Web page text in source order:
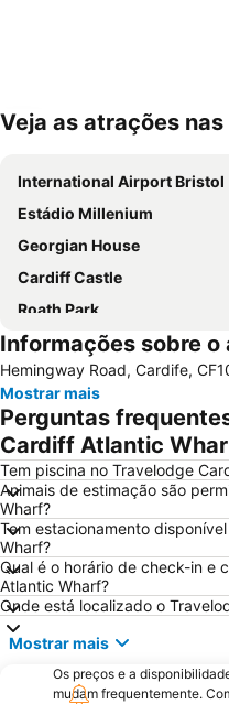
Ampliar mapa
Veja as atrações
International Airport Bristol
Estádio Millenium
Georgian House
Cardiff Castle
Roath Park
Clifton Suspension Bridge
Informações sobre o
Hemingway Road, Cardife,
Mostrar mais
Perguntas
Cardiff Atlantic
Tem piscina no Travelodge
Animais de estimação são
Wharf?
Tem estacionamento
Wharf?
Qual é o horário de check-in e
Atlantic Wharf?
Onde está localizado o
Mostrar mais
Os preços e a
mudam frequentemente.